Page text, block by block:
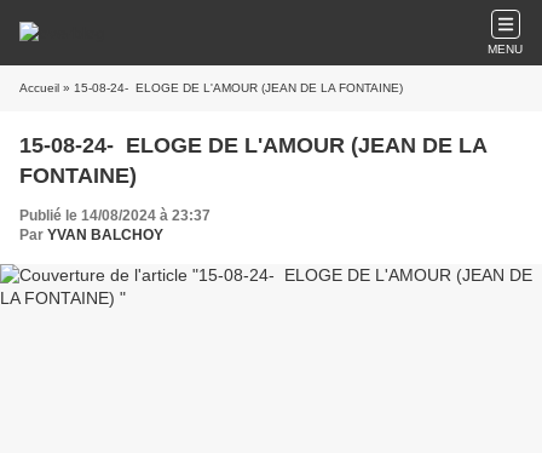
MENU
Accueil » 15-08-24- ELOGE DE L'AMOUR (JEAN DE LA FONTAINE)
15-08-24- ELOGE DE L'AMOUR (JEAN DE LA
FONTAINE)
Publié le 14/08/2024 à 23:37
Par YVAN BALCHOY